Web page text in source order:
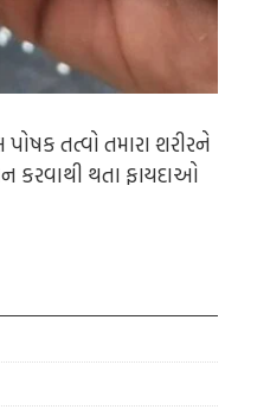
તત્વો તમારા શરીરને
થતા ફાયદાઓ